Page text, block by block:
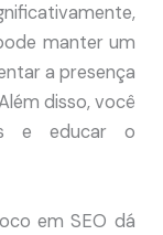
manter um
a presença
disso, você
e educar o
em SEO dá